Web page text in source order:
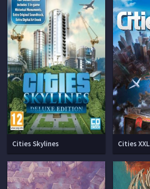
Cities Skylines Cities XXL